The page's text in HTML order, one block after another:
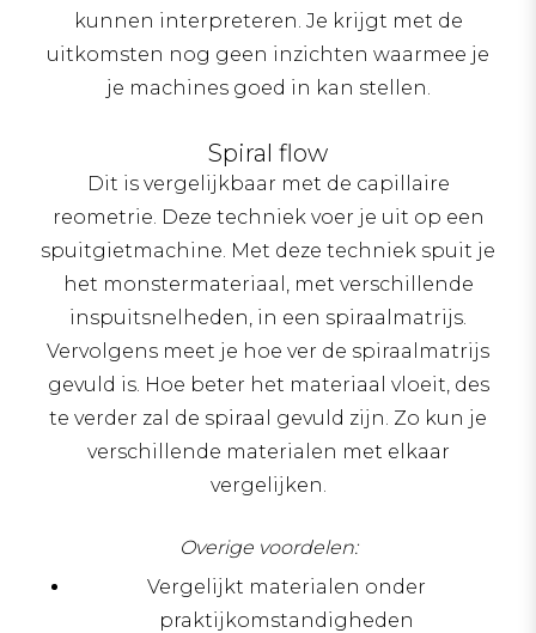
kunnen interpreteren. Je krijgt met de
uitkomsten nog geen inzichten waarmee je
je machines goed in kan stellen.
Spiral flow
Dit is vergelijkbaar met de capillaire
reometrie. Deze techniek voer je uit op een
spuitgietmachine. Met deze techniek spuit je
het monstermateriaal, met verschillende
inspuitsnelheden, in een spiraalmatrijs.
Vervolgens meet je hoe ver de spiraalmatrijs
gevuld is. Hoe beter het materiaal vloeit, des
te verder zal de spiraal gevuld zijn. Zo kun je
verschillende materialen met elkaar
vergelijken.
Overige voordelen:
Vergelijkt materialen onder
praktijkomstandigheden